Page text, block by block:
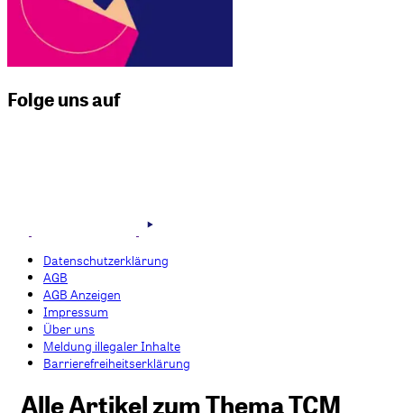
Folge uns auf
Datenschutzerklärung
AGB
AGB Anzeigen
Impressum
Über uns
Meldung illegaler Inhalte
Barrierefreiheitserklärung
Alle Artikel zum Thema TCM